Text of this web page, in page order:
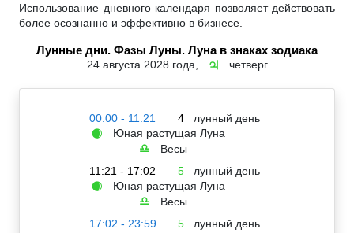
Использование дневного календаря позволяет действовать
более осознанно и эффективно в бизнесе.
Лунные дни. Фазы Луны. Луна в знаках зодиака
24 августа 2028 года, ♃ четверг
00:00 - 11:21 4 лунный день
🌒 Юная растущая Луна
♎
Весы
11:21 - 17:02
5 лунный день
🌒 Юная растущая Луна
♎
Весы
17:02 - 23:59
5 лунный день